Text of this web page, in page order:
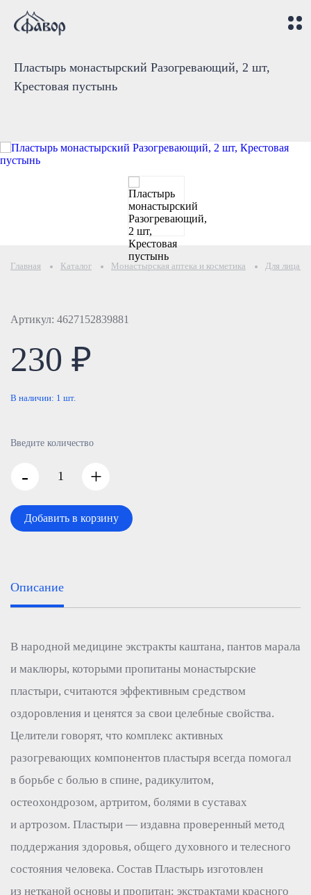
Пластырь монастырский Разогревающий, 2 шт,
Крестовая пустынь
Главная Каталог Монастырская аптека и косметика Для лица и
Артикул: 4627152839881
230 ₽
В наличии: 1 шт.
Введите количество
- +
Добавить в корзину
Описание
В народной медицине экстракты каштана, пантов марала
и маклюры, которыми пропитаны монастырские
пластыри, считаются эффективным средством
оздоровления и ценятся за свои целебные свойства.
Целители говорят, что комплекс активных
разогревающих компонентов пластыря всегда помогал
в борьбе с болью в спине, радикулитом,
остеохондрозом, артритом, болями в суставах
и артрозом. Пластыри — издавна проверенный метод
поддержания здоровья, общего духовного и телесного
состояния человека. Состав Пластырь изготовлен
из нетканой основы и пропитан: экстрактами красного